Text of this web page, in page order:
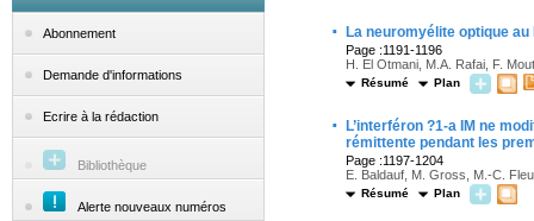
Abonnement
Demande d'informations
Ecrire à la rédaction
Bibliothèque
Alerte nouveaux numéros
· La neuromyélite optique au
Page :1191-1196
H. El Otmani, M.A. Rafai, F.
Résumé Plan
·
L’interféron ?1-a IM ne
rémittente pendant les
Page :1197-1204
E. Baldauf, M. Gross, M.-C.
Résumé Plan